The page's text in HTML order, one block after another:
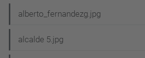
alberto_fernandezg.jpg
alcalde 5.jpg